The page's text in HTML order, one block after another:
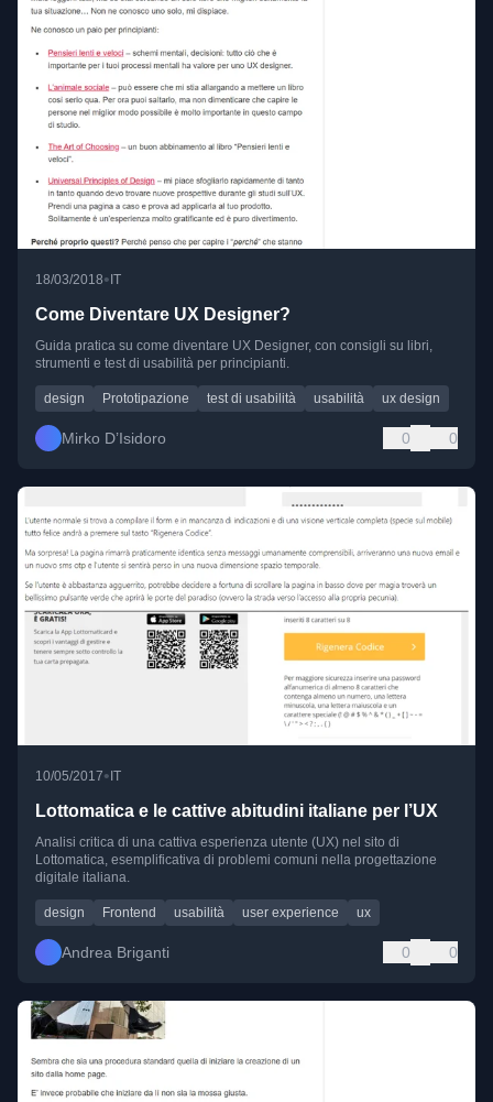
18/03/2018• IT
Come Diventare UX Designer?
Guida pratica su come diventare UX Designer, con consigli su libri,
strumenti e test di usabilità per principianti.
design Prototipazione test di usabilità usabilità ux design
Mirko D’Isidoro 0 0
10/05/2017•IT
Lottomatica e le cattive abitudini italiane per l’UX
Analisi critica di una cattiva esperienza utente (UX) nel sito di
Lottomatica, esemplificativa di problemi comuni nella progettazione
digitale italiana.
design Frontend usabilità user experience ux
Andrea Briganti 0 0